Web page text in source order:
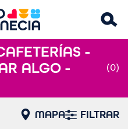
-
ALGO -
(0)
MAPA FILTRAR